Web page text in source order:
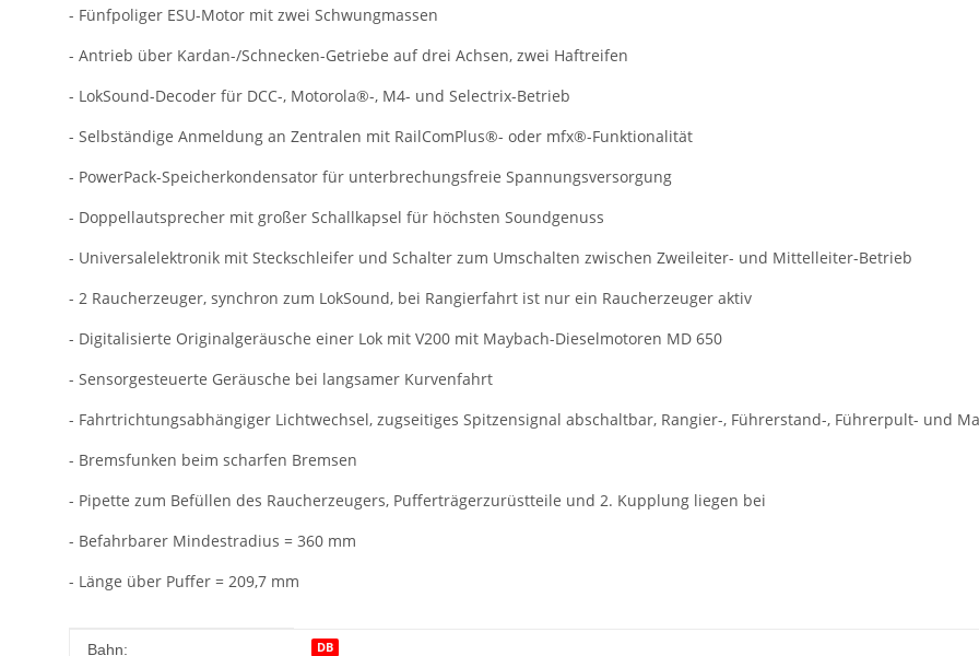
- Fünfpoliger ESU-Motor mit zwei Schwungmassen
- Antrieb über Kardan-/Schnecken-Getriebe auf drei Achsen, zwei Haftreifen
- LokSound-Decoder für DCC-, Motorola®-, M4- und Selectrix-Betrieb
- Selbständige Anmeldung an Zentralen mit RailComPlus®- oder mfx®-Funktionalität
- PowerPack-Speicherkondensator für unterbrechungsfreie Spannungsversorgung
- Doppellautsprecher mit großer Schallkapsel für höchsten Soundgenuss
- Universalelektronik mit Steckschleifer und Schalter zum Umschalten zwischen Zweileiter- und Mittelleiter-Betrieb
- 2 Raucherzeuger, synchron zum LokSound, bei Rangierfahrt ist nur ein Raucherzeuger aktiv
- Digitalisierte Originalgeräusche einer Lok mit V200 mit Maybach-Dieselmotoren MD 650
- Sensorgesteuerte Geräusche bei langsamer Kurvenfahrt
- Fahrtrichtungsabhängiger Lichtwechsel, zugseitiges Spitzensignal abschaltbar, Rangier-, Führerstand-, Führerpult- und
- Bremsfunken beim scharfen Bremsen
- Pipette zum Befüllen des Raucherzeugers, Pufferträgerzurüstteile und 2. Kupplung liegen bei
- Befahrbarer Mindestradius = 360 mm
- Länge über Puffer = 209,7 mm
Produkteigenschaft
Wert
Bahn: DB